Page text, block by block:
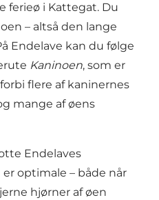
ferieø i Kattegat. Du
– altså den lange
Endelave kan du følge
Kaninoen, som er
flere af kaninernes
mange af øens
Endelaves
optimale – både når
hjørner af øen